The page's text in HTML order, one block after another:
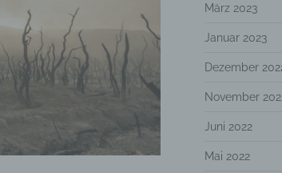
März 2023
Januar 2023
Dezember
November
Juni 2022
Mai 2022